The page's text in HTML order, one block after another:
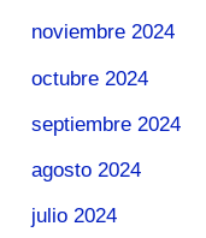
noviembre 2024
octubre 2024
septiembre 2024
agosto 2024
julio 2024